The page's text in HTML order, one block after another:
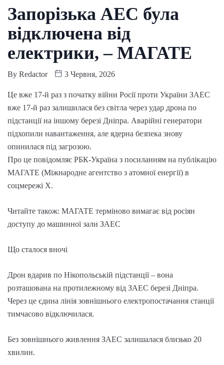
Запорізька АЕС була
відключена від
електрики, – МАГАТЕ
By Redactor 3 Червня, 2026
Це вже 17-й раз з початку війни Росії проти України ЗАЕС
вже 17-й раз залишилася без світла через удар дрона по
підстанції на іншому березі Дніпра. Аварійні генератори
підхопили навантаження, але ядерна безпека знову
опинилася під загрозою.
Про це повідомляє РБК-Україна з посиланням на публікацію
МАГАТЕ (Міжнародне агентство з атомної енергії) в
соцмережі Х.
Читайте також: МАГАТЕ терміново вимагає від росіян
доступу до машинної зали ЗАЕС
Що сталося вночі
Дрон вдарив по Нікопольській підстанції – вона
розташована на протилежному від ЗАЕС березі Дніпра.
Через це єдина лінія зовнішнього електропостачання станції
тимчасово відключилася.
Без зовнішнього живлення ЗАЕС залишалася близько 20
хвилин.